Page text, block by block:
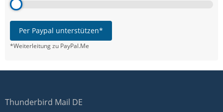
Per Paypal unterstützen*
*Weiterleitung zu PayPal.Me
Thunderbird Mail DE